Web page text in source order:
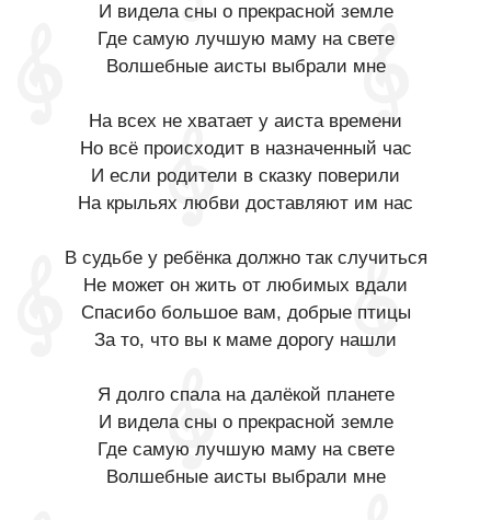
И видела сны о прекрасной земле
Где самую лучшую маму на свете
Волшебные аисты выбрали мне
На всех не хватает у аиста времени
Но всё происходит в назначенный час
И если родители в сказку поверили
На крыльях любви доставляют им нас
В судьбе у ребёнка должно так случиться
Не может он жить от любимых вдали
Спасибо большое вам, добрые птицы
За то, что вы к маме дорогу нашли
Я долго спала на далёкой планете
И видела сны о прекрасной земле
Где самую лучшую маму на свете
Волшебные аисты выбрали мне